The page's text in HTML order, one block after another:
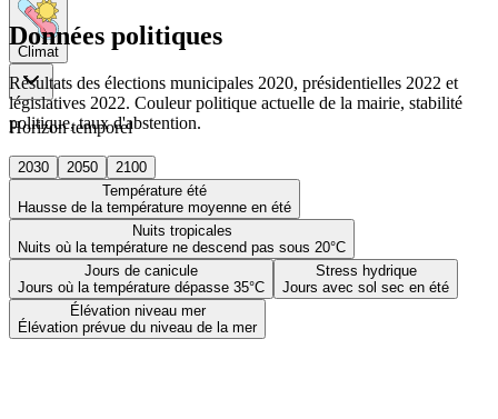
Climat
Horizon temporel
2030 2050
2100
Température été
Hausse de la température moyenne en été
Nuits tropicales
Nuits où la température ne descend pas sous 20°C
Jours de canicule
Jours où la température dépasse 35°C
Stress hydrique
Jours avec sol sec en été
Élévation niveau mer
Élévation prévue du niveau de la mer
Données politiques
Résultats des élections municipales 2020, présidentielles 2022 et
législatives 2022. Couleur politique actuelle de la mairie, stabilité
politique, taux d'abstention.